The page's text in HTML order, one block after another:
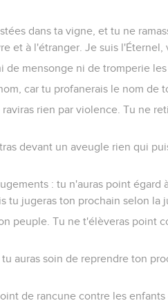
dans ta vigne, et tu ne
et à l'étranger. Je suis l'Éternel,
mensonge ni de tromperie les
car tu profanerais le nom de
rien par violence. Tu ne
devant un aveugle rien qui
: tu n'auras point égard
tu jugeras ton prochain selon la
peuple. Tu ne t'élèveras point
auras soin de reprendre ton
de rancune contre les